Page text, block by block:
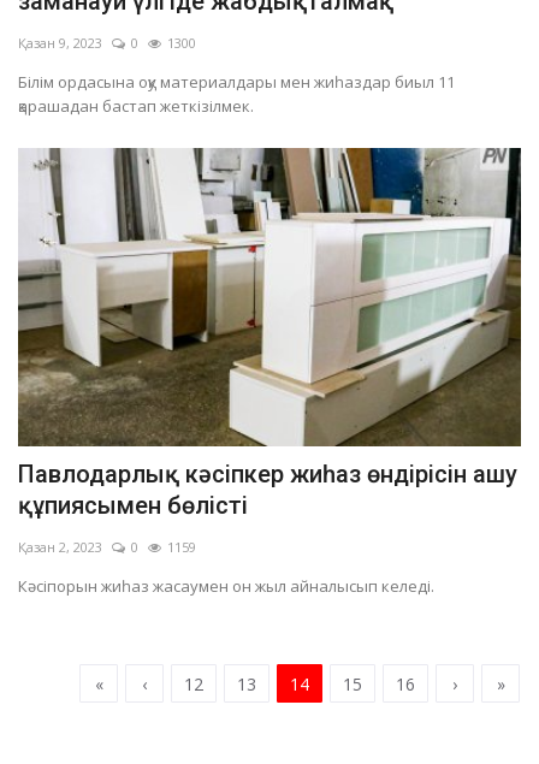
Қазан 9, 2023 0 1300
Білім ордасына оқу материалдары мен жиһаздар биыл 11
қарашадан бастап жеткізілмек.
Павлодарлық кәсіпкер жиһаз өндірісін ашу
құпиясымен бөлісті
Қазан 2, 2023 0 1159
Кәсіпорын жиһаз жасаумен он жыл айналысып келеді.
« ‹ 12 13 14 15 16 › »